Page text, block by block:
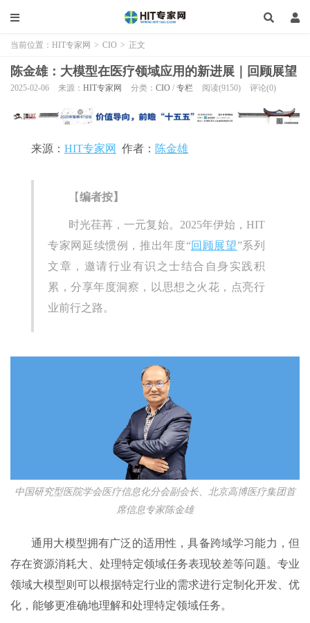
当前位置： HIT专家网 > CIO > 正文
陈金雄：大模型在医疗领域应用的新进展｜回顾展望
2025-02-06 来源： HIT专家网 分类： CIO / 专栏 阅读(9150) 评论(0)
来源： HIT专家网 作者： 陈金雄
【编者按】
时光荏苒，一元复始。2025年伊始，HIT
专家网延续惯例，推出年度“回顾展望”系列
文章，邀请行业有识之士结合自身实践积
累，分享年度洞察，以思想之火花，点亮行
业前行之路。
中国研究型医院学会医疗信息化分会副会长、北京高博医疗集团首
席信息专家陈金雄
通用大模型拥有广泛的适用性，具备跨域学习能力，但
存在资源消耗大、处理特定领域任务表现较差等问题。专业
领域大模型则可以根据特定行业的需求进行定制化开发、优
化，能够更准确地理解和处理特定领域任务。